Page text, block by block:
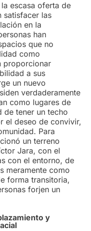
escasa oferta de
satisfacer las
en la
han
que no
como
proporcionar
a sus
un nuevo
verdaderamente
como lugares de
de tener un techo
el deseo de convivir,
Para
un terreno
Jara, con el
con el entorno, de
meramente como
forma transitoria,
forjen un
y